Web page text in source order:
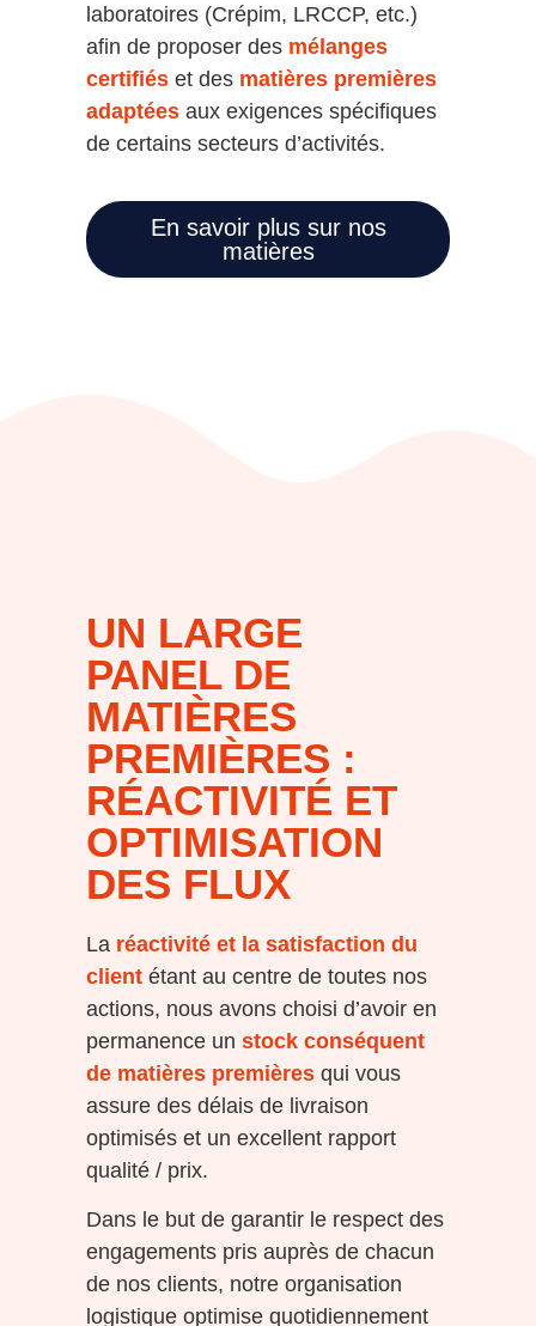
laboratoires (Crépim, LRCCP, etc.)
afin de proposer des mélanges
certifiés et des matières premières
adaptées aux exigences spécifiques
de certains secteurs d’activités.
En savoir plus sur nos
matières
UN LARGE
PANEL DE
MATIÈRES
PREMIÈRES :
RÉACTIVITÉ ET
OPTIMISATION
DES FLUX
La réactivité et la satisfaction du
client étant au centre de toutes nos
actions, nous avons choisi d’avoir en
permanence unstock conséquent
de matières premières qui vous
assure des délais de livraison
optimisés et un excellent rapport
qualité / prix.
Dans le but de garantir le respect des
engagements pris auprès de chacun
de nos clients, notre organisation
logistique optimise quotidiennement